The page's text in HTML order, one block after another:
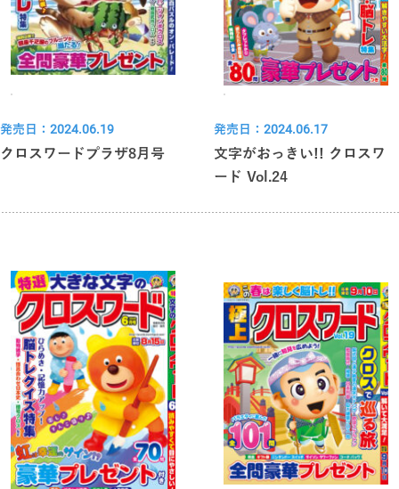
発売日：2024.06.19
クロスワードプラザ8月号
発売日：2024.06.17
文字がおっきい!! クロスワ
ード Vol.24